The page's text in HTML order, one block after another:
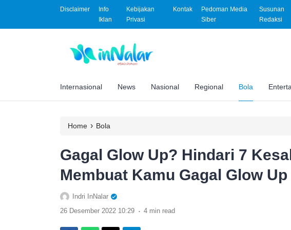
Disclaimer
Info
Iklan
Kebijakan
Privasi
Kontak
Pedoman Media
Siber
Susunan
Redaksi
Internasional News Nasional Regional Bola
Home › Bola
Gagal Glow Up? Hindari 7
Membuat Kamu Gagal Glow
Indri InNalar
26 Desember 2022 10:29 . 4 min read